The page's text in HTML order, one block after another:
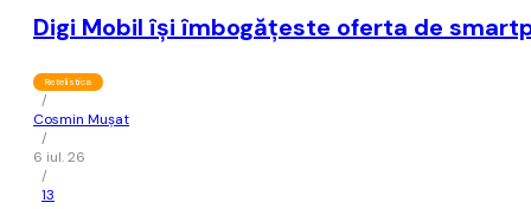
Digi Mobil îşi îmbogăţeste oferta de
Retelistica
/
Cosmin Mușat
/
6 iul. 26
/
13